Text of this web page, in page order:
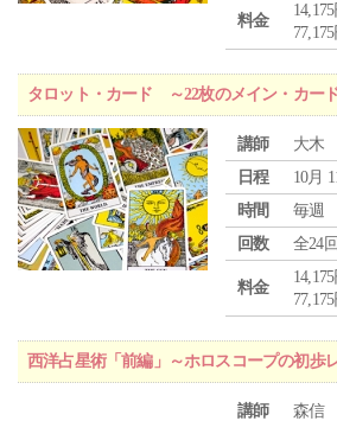
料金
タロット・カード ～22枚のメイン・カー
講師
大木
日程
10月
時間
毎週
回数
全24回
料金
西洋占星術「前編」～ホロスコープの初歩
講師
森信